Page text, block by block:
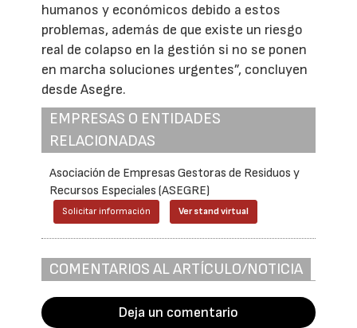
humanos y económicos debido a estos
problemas, además de que existe un riesgo
real de colapso en la gestión si no se ponen
en marcha soluciones urgentes”, concluyen
desde Asegre.
EMPRESAS O ENTIDADES
RELACIONADAS
Asociación de Empresas Gestoras de Residuos y
Recursos Especiales (ASEGRE)
Solicitar información Ver stand virtual
COMENTARIOS AL ARTÍCULO/NOTICIA
Deja un comentario